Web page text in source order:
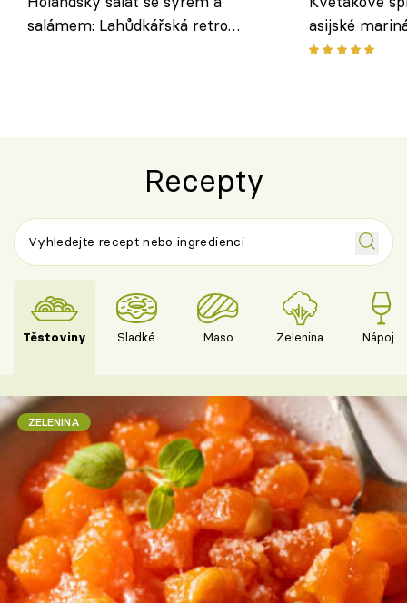
salámem: Lahůdkářská retro
asijské
chuťovka z
Recepty
Těstoviny Sladké Maso Zelenina Nápoje
ZELENINA